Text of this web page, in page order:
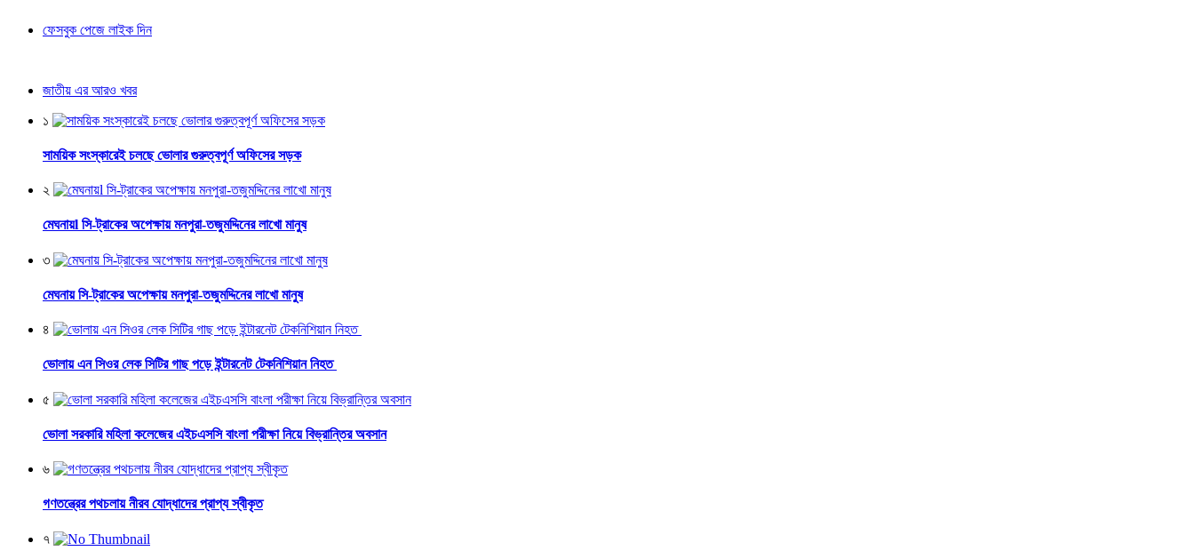
ফেসবুক পেজে লাইক দিন
জাতীয় এর আরও খবর
১
সাময়িক সংস্কারেই চলছে ভোলার গুরুত্বপূর্ণ অফিসের সড়ক
২
মেঘনায়l সি-ট্রাকের অপেক্ষায় মনপুরা-তজুমদ্দিনের লাখো মানুষ
৩
মেঘনায় সি-ট্রাকের অপেক্ষায় মনপুরা-তজুমদ্দিনের লাখো মানুষ
৪
ভোলায় এন সিওর লেক সিটির গাছ পড়ে ইন্টারনেট টেকনিশিয়ান নিহত
৫
ভোলা সরকারি মহিলা কলেজের এইচএসসি বাংলা পরীক্ষা নিয়ে বিভ্রান্তির অবসান
৬
গণতন্ত্রের পথচলায় নীরব যোদ্ধাদের প্রাপ্য স্বীকৃত
৭